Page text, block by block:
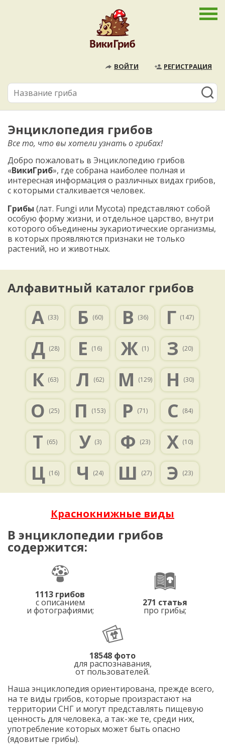
ВОЙТИ РЕГИСТРАЦИЯ
Энциклопедия грибов
Все то, что вы хотели узнать о грибах!
Добро пожаловать в Энциклопедию грибов
«ВикиГриб», где собрана наиболее полная и
интересная информация о различных видах грибов,
с которыми сталкивается человек.
Грибы (лат. Fungi или Mycota) представляют собой
особую форму жизни, и отдельное царство, внутри
которого объединены эукариотические организмы,
в которых проявляются признаки не только
растений, но и животных.
Алфавитный каталог грибов
А (33) Б (60) В (36) Г (147)
Д (28) Е (16) Ж (1) З (20)
К (63) Л (62) М (129) Н (30)
О (25) П (153) Р (71) С (84)
Т (65) У (3) Ф (23) Х (10)
Ц (16) Ч (24) Ш (27) Э (23)
Краснокнижные виды
В энциклопедии грибов
содержится:
1113 грибов
с описанием
и фотографиями;
271 статья
про грибы;
18548 фото
для распознавания,
от пользователей.
Наша энциклопедия ориентирована, прежде всего,
на те виды грибов, которые произрастают на
территории СНГ и могут представлять пищевую
ценность для человека, а так-же те, среди них,
употребление которых может быть опасно
(ядовитые грибы).